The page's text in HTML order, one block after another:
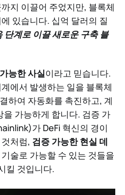
지 이끌어 주었지만, 블록체
있습니다. 십억 달러의 질
단계로 이끌 새로운 구축 블
능한 사실이라고 믿습니다.
에서 발생하는 일을 블록체
하여 자동화를 촉진하고, 계
을 가능하게 합니다. 검증 가
가 DeFi 혁신의 경이
처럼, 검증 가능한 현실 데
술로 가능할 수 있는 것들을
킬 것입니다.